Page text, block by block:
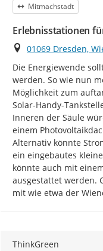
Kategorie
Mitmachstadt
Erlebnisstationen
Ort
01069 Dresden,
Die Energiewende
werden. So wie nun
Möglichkeit zum
Solar-Handy-
Inneren der Säule
einem
Alternativ könnte
ein eingebautes
könnte auch mit
ausgestattet werden.
mit wie etwa der
ThinkGreen